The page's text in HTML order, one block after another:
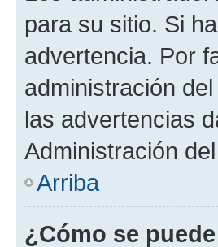
para su sitio. Si
advertencia. Por
administración
las advertencias
Administración
Arriba
¿Cómo se